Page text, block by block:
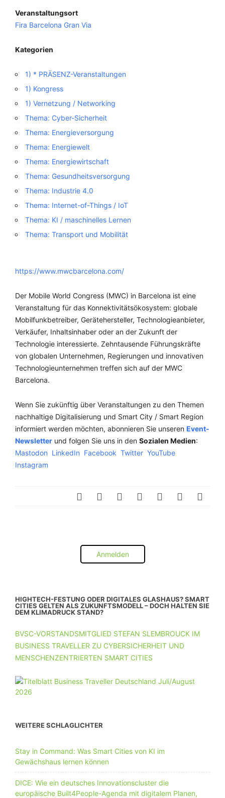
Veranstaltungsort
Fira Barcelona Gran Via
Kategorien
1) * PRÄSENZ-Veranstaltungen
1) Kongress
1) Vernetzung / Networking
Thema: Cyber-Sicherheit
Thema: Energieversorgung
Thema: Energiewelt
Thema: Energiewirtschaft
Thema: Gesundheitsversorgung
Thema: Industrie 4.0
Thema: Internet-of-Things / IoT
Thema: KI / maschinelles Lernen
Thema: Transport und Mobilität
https://www.mwcbarcelona.com/
Der Mobile World Congress (MWC) in Barcelona ist eine
Veranstaltung für das Konnektivitätsökosystem: globale
Mobilfunkbetreiber, Gerätehersteller, Technologieanbieter,
Verkäufer, Inhaltsinhaber oder an der Zukunft der
Technologie interessierte. Zehntausende Führungskräfte
von globalen Unternehmen, Regierungen und innovativen
Technologieunternehmen treffen sich auf der MWC
Barcelona.
Wenn Sie zukünftig über Veranstaltungen zu den Themen
nachhaltige Digitalisierung und Smart City / Smart Region
informiert werden möchten, abonnieren Sie unseren Event-
Newsletter und folgen Sie uns in den Sozialen Medien:
Mastodon LinkedIn Facebook Twitter YouTube
Instagram
Anmelden
HIGHTECH-FESTUNG ODER DIGITALES GLASHAUS? SMART
CITIES GELTEN ALS ZUKUNFTSMODELL – DOCH HALTEN SIE
DEM KLIMADRUCK STAND?
BVSC-VORSTANDSMITGLIED STEFAN SLEMBROUCK IM
BUSINESS TRAVELLER ZU CYBERSICHERHEIT UND
MENSCHENZENTRIERTEN SMART CITIES
WEITERE SCHLAGLICHTER
Stay in Command: Was Smart Cities von KI im
Gewächshaus lernen können
DICE: Wie ein deutsches Innovationscluster die
europäische Built4People-Agenda mit digitalem Planen,